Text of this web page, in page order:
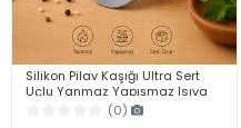
Silikon Pilav Kaşığı Ultra Sert
Uçlu Yanmaz Yapışmaz Isıya
Dayanıklı Gri Servis Yemek
(0)